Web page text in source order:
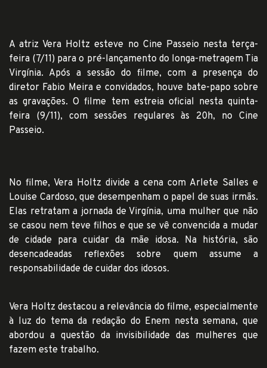
A atriz Vera Holtz esteve no Cine Passeio nesta terça-
feira (7/11) para o pré-lançamento do longa-metragem Tia
Virgínia. Após a sessão do filme, com a presença do
diretor Fabio Meira e convidados, houve bate-papo sobre
as gravações. O filme tem estreia oficial nesta quinta-
feira (9/11), com sessões regulares às 20h, no Cine
Passeio.
No filme, Vera Holtz divide a cena com Arlete Salles e
Louise Cardoso, que desempenham o papel de suas irmãs.
Elas retratam a jornada de Virgínia, uma mulher que não
se casou nem teve filhos e que se vê convencida a mudar
de cidade para cuidar da mãe idosa. Na história, são
desencadeadas reflexões sobre quem assume a
responsabilidade de cuidar dos idosos.
Vera Holtz destacou a relevância do filme, especialmente
à luz do tema da redação do Enem nesta semana, que
abordou a questão da invisibilidade das mulheres que
fazem este trabalho.